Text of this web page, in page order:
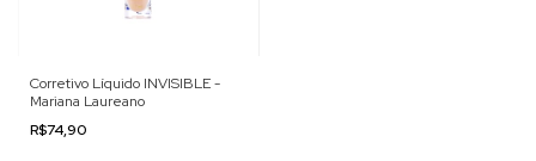
Corretivo Líquido INVISIBLE -
Mariana Laureano
R$74,90